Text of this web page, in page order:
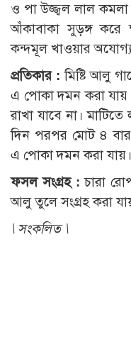
ও পা উজ্জ্বল লাল
আঁকাবাকা সুড়ঙ্গ করে
কন্দমূল খাওয়ার
প্রতিকার : মিষ্টি আলু
এ পোকা দমন করা
রাখা যাবে না।
দিন পরপর মোট ৪
এ পোকা দমন করা যায়।
ফসল সংগ্রহ : চারা
আলু তুলে সংগ্রহ করা
\সংকলিত \